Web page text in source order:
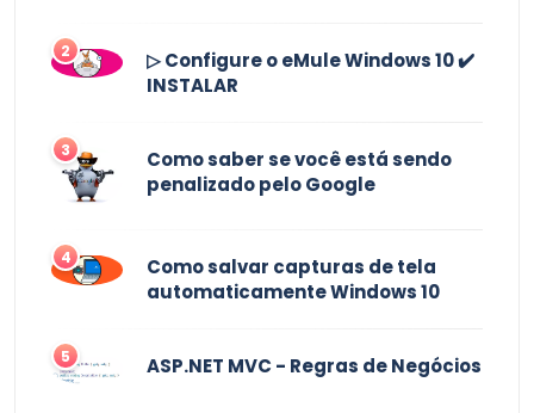
2
▷ Configure o eMule Windows 10 ✔️
INSTALAR
3
Como saber se você está sendo
penalizado pelo Google
4
Como salvar capturas de tela
automaticamente Windows 10
5 ASP.NET MVC - Regras de Negócios